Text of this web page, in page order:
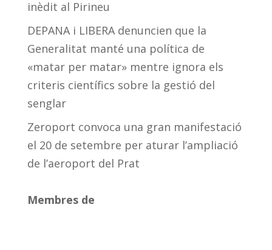
inèdit al Pirineu
DEPANA i LIBERA denuncien que la
Generalitat manté una política de
«matar per matar» mentre ignora els
criteris científics sobre la gestió del
senglar
Zeroport convoca una gran manifestació
el 20 de setembre per aturar l’ampliació
de l’aeroport del Prat
Membres de